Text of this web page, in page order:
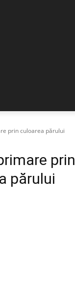
prin culoarea părului
prin
părului